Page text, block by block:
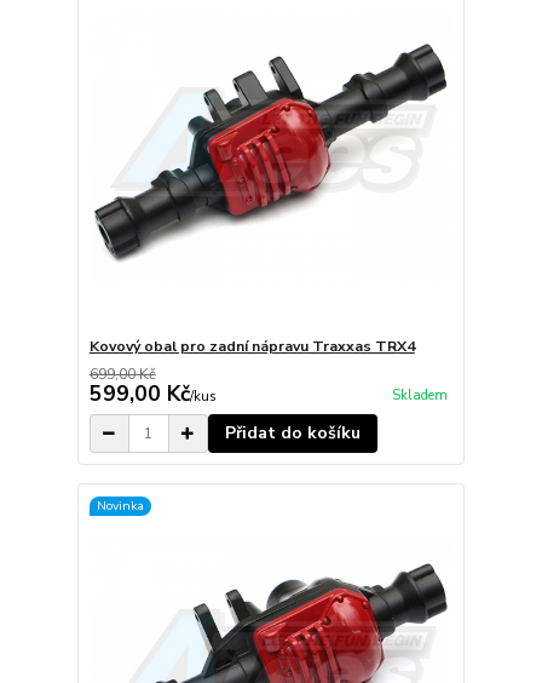
Kovový obal pro zadní nápravu Traxxas TRX4
699,00 Kč
599,00 Kč/kus Skladem
Přidat do košíku
Novinka